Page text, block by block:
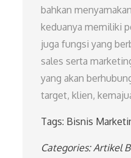
bahkan
keduanya memiliki
juga fungsi yang
sales serta
yang akan
target, klien,
Tags: Bisnis
Categories:Artikel